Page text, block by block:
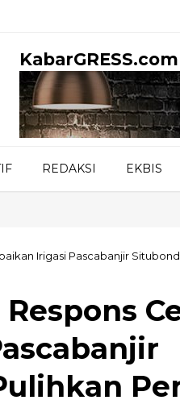
REDAKSI EKBIS
Irigasi Pascabanjir